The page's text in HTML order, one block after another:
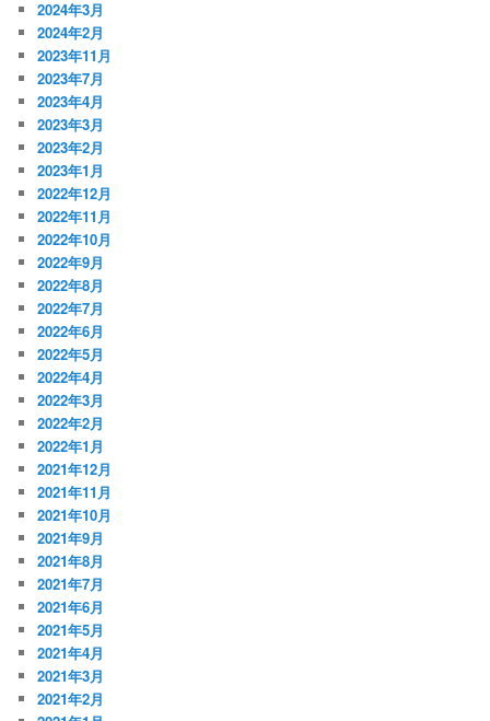
2024年3月
2024年2月
2023年11月
2023年7月
2023年4月
2023年3月
2023年2月
2023年1月
2022年12月
2022年11月
2022年10月
2022年9月
2022年8月
2022年7月
2022年6月
2022年5月
2022年4月
2022年3月
2022年2月
2022年1月
2021年12月
2021年11月
2021年10月
2021年9月
2021年8月
2021年7月
2021年6月
2021年5月
2021年4月
2021年3月
2021年2月